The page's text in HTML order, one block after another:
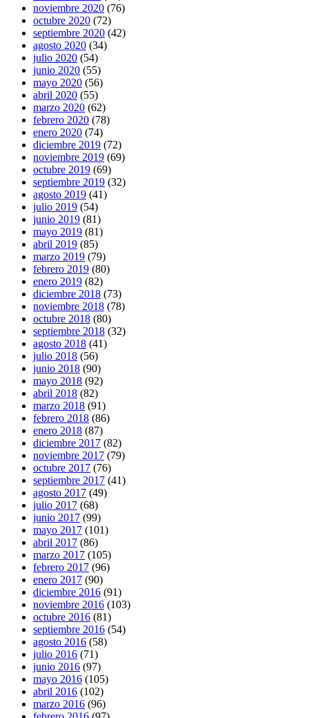
noviembre 2020 (76)
octubre 2020 (72)
septiembre 2020 (42)
agosto 2020 (34)
julio 2020 (54)
junio 2020 (55)
mayo 2020 (56)
abril 2020 (55)
marzo 2020 (62)
febrero 2020 (78)
enero 2020 (74)
diciembre 2019 (72)
noviembre 2019 (69)
octubre 2019 (69)
septiembre 2019 (32)
agosto 2019 (41)
julio 2019 (54)
junio 2019 (81)
mayo 2019 (81)
abril 2019 (85)
marzo 2019 (79)
febrero 2019 (80)
enero 2019 (82)
diciembre 2018 (73)
noviembre 2018 (78)
octubre 2018 (80)
septiembre 2018 (32)
agosto 2018 (41)
julio 2018 (56)
junio 2018 (90)
mayo 2018 (92)
abril 2018 (82)
marzo 2018 (91)
febrero 2018 (86)
enero 2018 (87)
diciembre 2017 (82)
noviembre 2017 (79)
octubre 2017 (76)
septiembre 2017 (41)
agosto 2017 (49)
julio 2017 (68)
junio 2017 (99)
mayo 2017 (101)
abril 2017 (86)
marzo 2017 (105)
febrero 2017 (96)
enero 2017 (90)
diciembre 2016 (91)
noviembre 2016 (103)
octubre 2016 (81)
septiembre 2016 (54)
agosto 2016 (58)
julio 2016 (71)
junio 2016 (97)
mayo 2016 (105)
abril 2016 (102)
marzo 2016 (96)